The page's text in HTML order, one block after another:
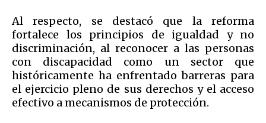
Al respecto, se destacó que la reforma
fortalece los principios de igualdad y no
discriminación, al reconocer a las personas
con discapacidad como un sector que
históricamente ha enfrentado barreras para
el ejercicio pleno de sus derechos y el acceso
efectivo a mecanismos de protección.